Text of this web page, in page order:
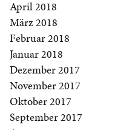
April 2018
März 2018
Februar 2018
Januar 2018
Dezember 2017
November 2017
Oktober 2017
September 2017